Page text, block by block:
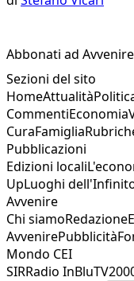
Abbonati ad Avvenire
Sezioni del sito
HomeAttualità
CommentiEconomia
CuraFamiglia
Pubblicazioni
Edizioni locali
UpLuoghi
Avvenire
Chi siamoRedazione
AvvenirePubblicità
Mondo CEI
SIRRadio InBlu